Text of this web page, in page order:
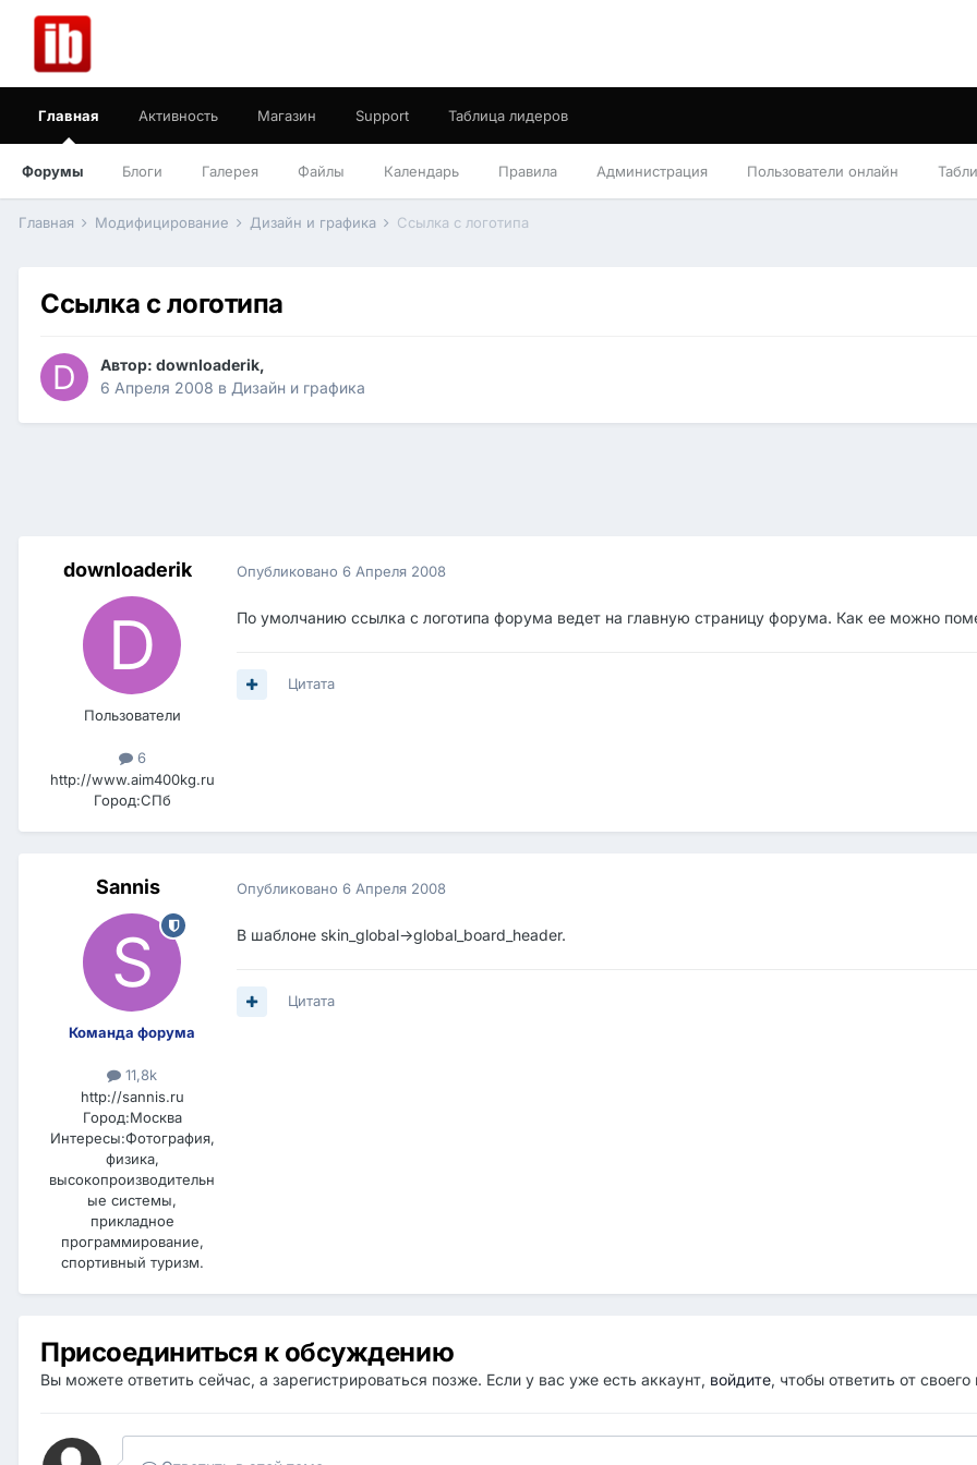
Главная
Форумы Блоги Галерея Файлы Календарь Правила Администрация Пользователи онлайн
Активность Магазин Support Таблица лидеров
Главная Модифицирование Дизайн и графика Ссылка с логотипа
Ссылка с логотипа
Автор: downloaderik,
6 Апреля 2008 в Дизайн и графика
downloaderik
Пользователи
6
http://www.aim400kg.ru
Город:СПб
Опубликовано 6 Апреля 2008
По умолчанию ссылка с логотипа форума ведет на главную страницу форума. Как ее можно
Цитата
Sannis
Команда форума
11,8k
http://sannis.ru
Город:Москва
Интересы:Фотография,
физика,
высокопроизводительн
ые системы,
прикладное
программирование,
спортивный туризм.
Опубликовано 6 Апреля 2008
В шаблоне skin_global->global_board_header.
Цитата
Присоединиться к обсуждению
Вы можете ответить сейчас, а зарегистрироваться позже. Если у вас уже есть аккаунт, войдите, чтобы ответить от